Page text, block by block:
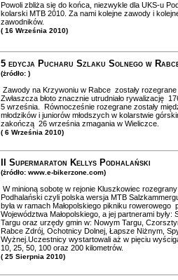
Powoli zbliża się do końca, niezwykle dla UKS-u
kolarski MTB 2010. Za nami kolejne zawody i
zawodników.
( 16 Września 2010)
5 edycja Pucharu Szlaku Solnego w
(żródło: )
Zawody na Krzywoniu w Rabce zostały
Zwłaszcza błoto znacznie utrudniało rywalizację
5 września. Równocześnie rozegrane zostały
młodzików i juniorów młodszych w kolarstwie
zakończą 26 września zmagania w Wieliczce.
( 6 Września 2010)
II Supermaraton Kellys Podhalański
(żródło: www.e-bikerzone.com)
W minioną sobotę w rejonie Kluszkowiec
Podhalański czyli polska wersja MTB
była w ramach Małopolskiego pikniku
Województwa Małopolskiego, a jej partnerami
Targu oraz urzędy gmin w: Nowym Targu,
Rabce Zdrój, Ochotnicy Dolnej, Łapsze Niżnym,
Wyżnej.Uczestnicy wystartowali aż w pięciu
10, 25, 50, 100 oraz 200 kilometrów.
( 25 Sierpnia 2010)